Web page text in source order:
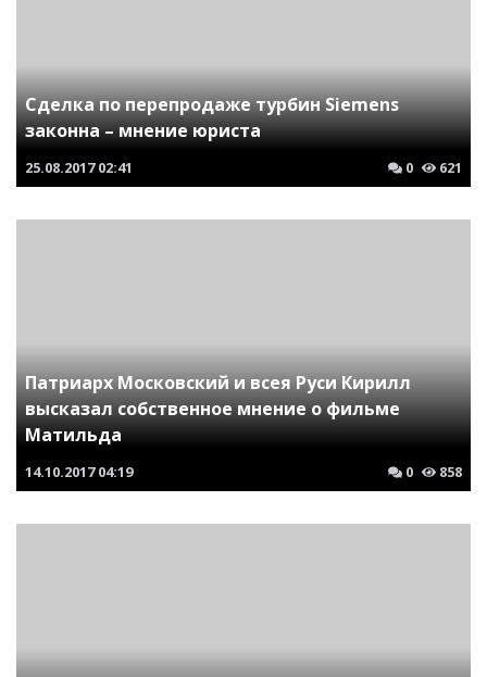
Сделка по перепродаже турбин Siemens
законна – мнение юриста
25.08.2017 02:41 0 621
Патриарх Московский и всея Руси Кирилл
высказал собственное мнение о фильме
Матильда
14.10.2017 04:19 0 858